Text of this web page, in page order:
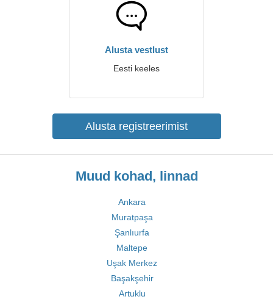
Alusta vestlust
Eesti keeles
Alusta registreerimist
Muud kohad, linnad
Ankara
Muratpaşa
Şanlıurfa
Maltepe
Uşak Merkez
Başakşehir
Artuklu